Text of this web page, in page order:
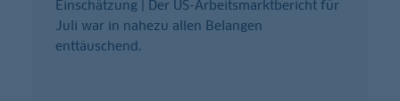
Einschätzung | Der US-Arbeitsmarktbericht für
Juli war in nahezu allen Belangen
enttäuschend.